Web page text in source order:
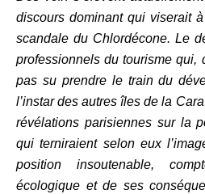
discours dominant qui viserait
scandale du Chlordécone. Le
professionnels du tourisme qui,
pas su prendre le train du
l’instar des autres îles de la
révélations parisiennes sur la
qui terniraient selon eux
position insoutenable,
écologique et de ses